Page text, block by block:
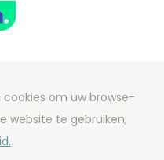
Better Online BV
- Content by
om uw browse-
website te gebruiken,